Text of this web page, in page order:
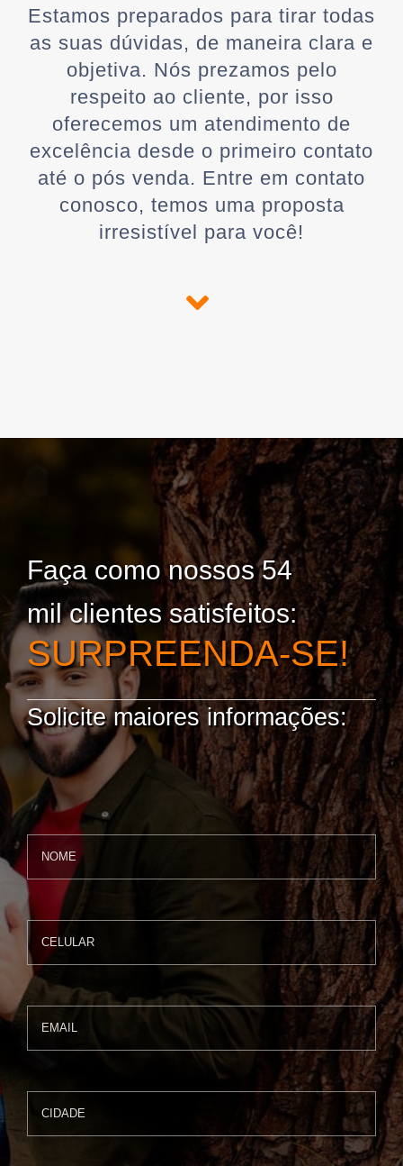
Estamos preparados para tirar todas
as suas dúvidas, de maneira clara e
objetiva. Nós prezamos pelo
respeito ao cliente, por isso
oferecemos um atendimento de
excelência desde o primeiro contato
até o pós venda. Entre em contato
conosco, temos uma proposta
irresistível para você!
Faça como nossos 54
mil clientes satisfeitos:
SURPREENDA-SE!
Solicite maiores informações: